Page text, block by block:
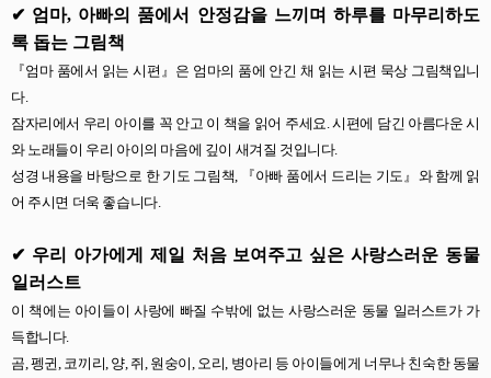
✔ 엄마, 아빠의 품에서 안정감을 느끼며 하루를 마무리하도
록 돕는 그림책
『엄 마 품에서 읽는 시편 』 은 엄마의 품에 안긴 채 읽는 시편 묵상 그림책입니
다.
잠자리에서 우리 아이를 꼭 안고 이 책을 읽어 주세요 .시편에 담긴 아름다운 시
와 노래들이 우리 아이의 마음에 깊이 새겨질 것입니다.
성경 내용을 바탕으로 한 기도 그림책
『아빠 품에서 드리는 기도 』 와 함께 읽
어 주시면 더욱 좋습니다.
✔ 우리 아가에게 제일 처음 보여주고 싶은 사랑스러운 동물
일러스트
이 책에는 아이들이 사랑에 빠질 수밖에 없는 사랑스러운 동물 일러스트가 가
득합니다.
곰 펭귄 코끼리 양, 쥐 원숭이 오리 병아리 등 아이들에게 너무나 친숙한 동물